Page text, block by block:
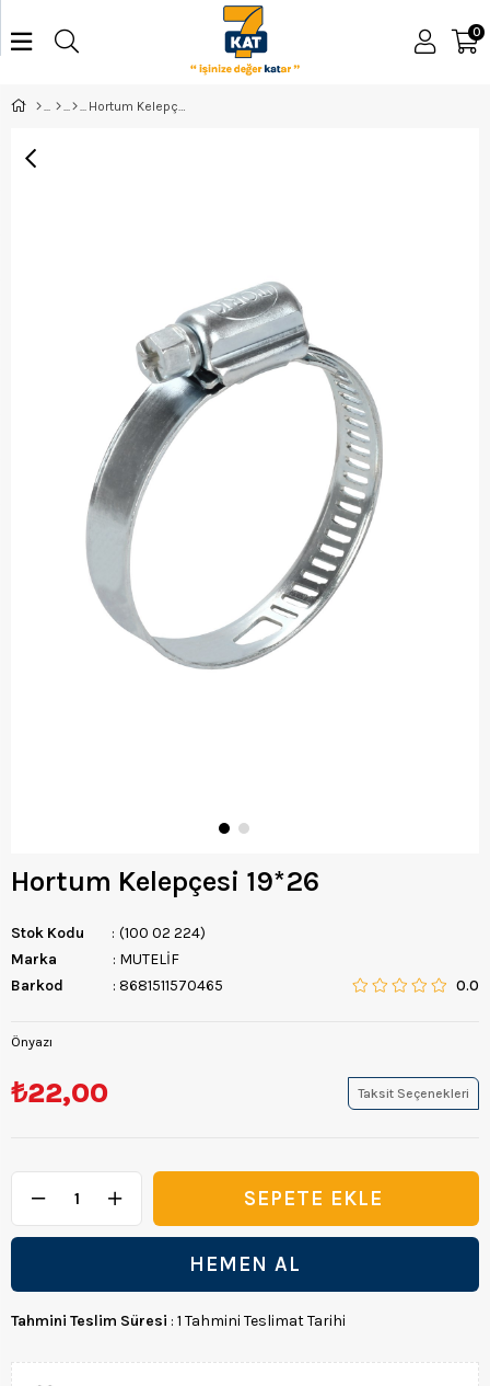
0
Hortum Kelepçesi 19*26
Stok Kodu
(100 02 224)
Marka
: MUTELİF
Barkod
: 8681511570465 0.0
Önyazı
₺22,00 Taksit Seçenekleri
Tahmini Teslim Süresi : 1 Tahmini Teslimat Tarihi